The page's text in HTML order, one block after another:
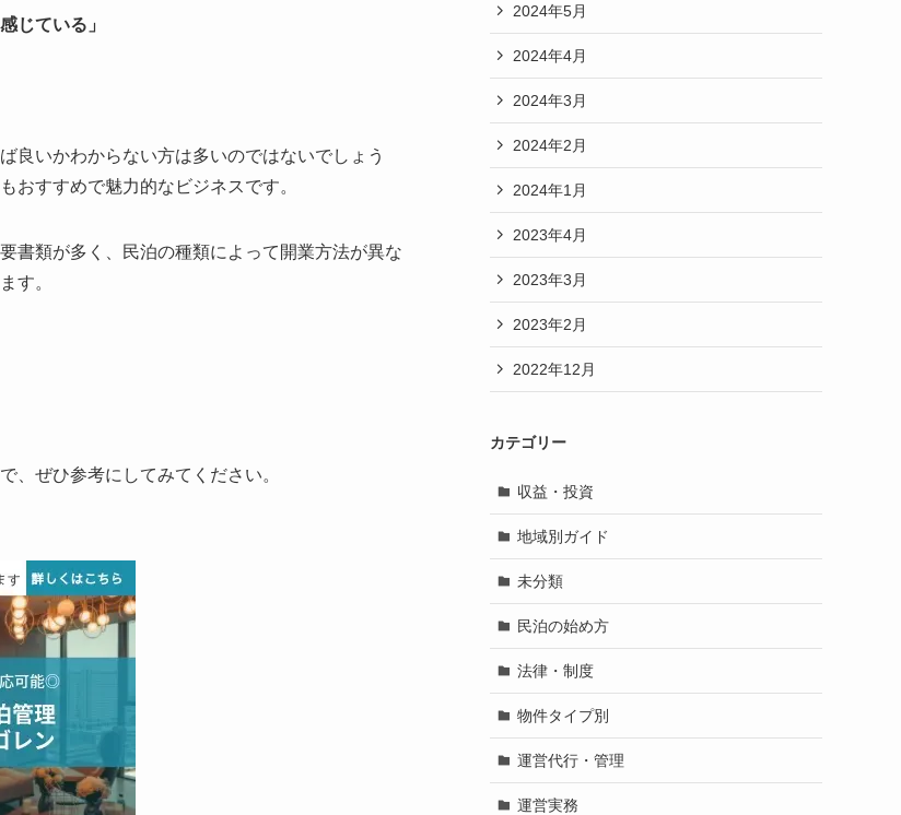
じている」
良いかわからない方は多いのではないでしょう
おすすめで魅力的なビジネスです。
書類が多く、民泊の種類によって開業方法が異な
す。
、ぜひ参考にしてみてください。
2024年5月
2024年4月
2024年3月
2024年2月
2024年1月
2023年4月
2023年3月
2023年2月
2022年12月
カテゴリー
収益・投資
地域別ガイド
未分類
民泊の始め方
法律・制度
物件タイプ別
運営代行・管理
運営実務